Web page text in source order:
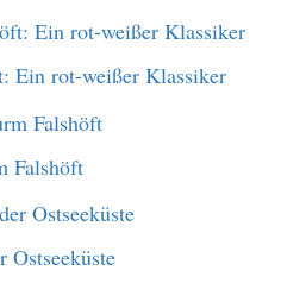
Ein rot-weißer Klassiker
Falshöft
Ostseeküste